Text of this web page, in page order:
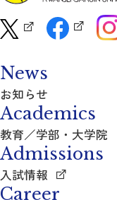
News
お知らせ
Academics
教育／学部・大学院
Admissions
入試情報
Career